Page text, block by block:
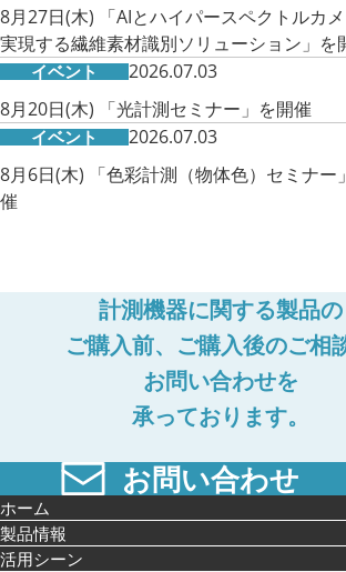
8月27日(木) 「AIとハイパースペクトルカ
実現する繊維素材識別ソリューション」を
2026.07.03
イベント
8月20日(木) 「光計測セミナー」を開催
2026.07.03
イベント
8月6日(木) 「色彩計測（物体色）セミナー
催
計測機器に関する製品の
ご購入前、ご購入後のご相
お問い合わせを
承っております。
お問い合わせ
ホーム
製品情報
活⽤シーン